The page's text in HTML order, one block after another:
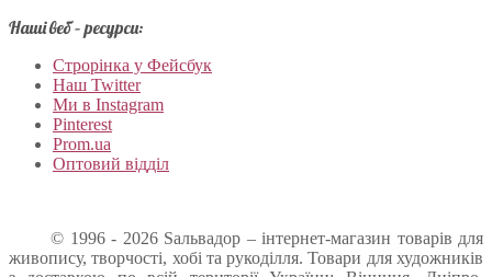
Наші веб – ресурси:
Строрінка у Фейсбук
Наш Twitter
Ми в Instagram
Pinterest
Prom.ua
Оптовий відділ
© 1996 - 2026 Sальвадор – інтернет-магазин товарів для
живопису, творчості, хобі та рукоділля. Товари для художників